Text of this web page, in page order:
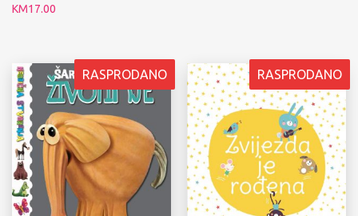
KM17.00
RASPRODANO RASPRODANO